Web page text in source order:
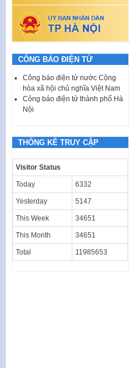
CÔNG BÁO ĐIỆN TỬ
Công báo điện tử nước Cộng
hòa xã hội chủ nghĩa Việt Nam
Công báo điện tử thành phố Hà
Nội
THỐNG KÊ TRUY CẬP
Visitor Status
Today 6332
Yesterday 5147
This Week 34651
This Month 34651
Total 11985653